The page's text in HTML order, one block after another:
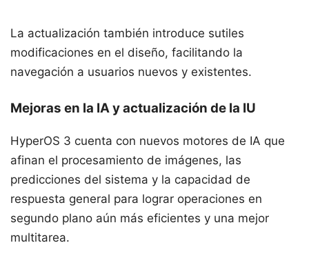
La actualización también introduce sutiles
modificaciones en el diseño, facilitando la
navegación a usuarios nuevos y existentes.
Mejoras en la IA y actualización de la IU
HyperOS 3 cuenta con nuevos motores de IA que
afinan el procesamiento de imágenes, las
predicciones del sistema y la capacidad de
respuesta general para lograr operaciones en
segundo plano aún más eficientes y una mejor
multitarea.